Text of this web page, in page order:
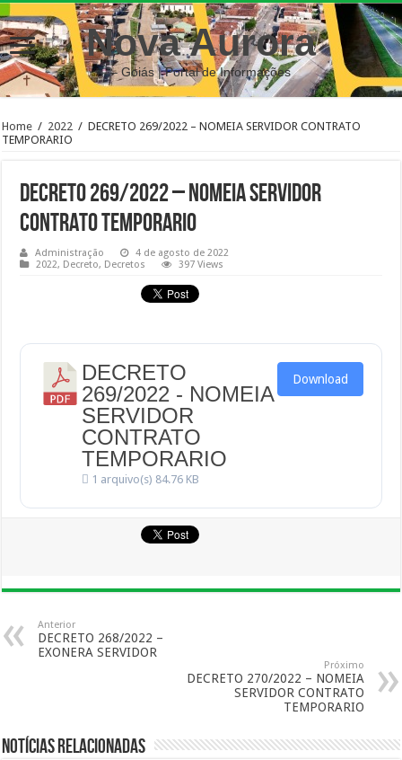
Nova Aurora
– Goiás | Portal de Informações
Home / 2022 / DECRETO 269/2022 – NOMEIA SERVIDOR CONTRATO
TEMPORARIO
DECRETO 269/2022 – NOMEIA SERVIDOR
CONTRATO TEMPORARIO
Administração
4 de agosto de 2022
2022, Decreto, Decretos 397 Views
DECRETO
269/2022 - NOMEIA
SERVIDOR
CONTRATO
TEMPORARIO
1 arquivo(s) 84.76 KB
Download
Anterior
DECRETO 268/2022 –
EXONERA SERVIDOR
Próximo
DECRETO 270/2022 – NOMEIA
SERVIDOR CONTRATO
TEMPORARIO
Notícias Relacionadas